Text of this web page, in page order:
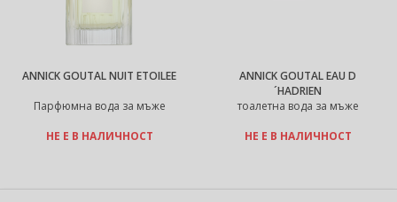
ANNICK GOUTAL NUIT ETOILEE
Парфюмна вода за мъже
НЕ Е В НАЛИЧНОСТ
ANNICK GOUTAL EAU D
´HADRIEN
тоалетна вода за мъже
НЕ Е В НАЛИЧНОСТ